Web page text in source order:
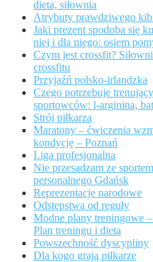
dieta, siłownia
Atrybuty prawdziwego
Jaki prezent spodoba się
niej i dla niego: osiem
Czym jest crossfit?
crossfitu
Przyjaźń polsko-irlandzka
Czego potrzebuje
sportowców: l-arginina,
Strój piłkarza
Maratony – ćwiczenia
kondycję – Poznań
Liga profesjonalna
Nie przesadzam ze
personalnego Gdańsk
Reprezentacje narodowe
Odstępstwa od reguły
Modne plany treningowe
Plan treningu i dieta
Powszechność dyscypliny
Dla kogo grają piłkarze